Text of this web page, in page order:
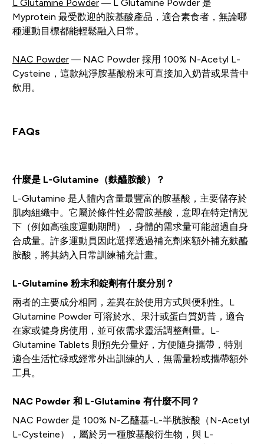
L Glutamine Powder— L Glutamine Powder 是
Myprotein 最受歡迎的胺基酸產品，適合素食者，無論哪
種運動目標都能輕鬆融入日常。
NAC Powder— NAC Powder 採用 100% N-Acetyl L-
Cysteine，這款純淨胺基酸粉末可直接加入奶昔或果昔中
飲用。
FAQs
什麼是 L-Glutamine（麩醯胺酸）？
L-Glutamine 是人體內含量最豐富的胺基酸，主要儲存於
肌肉組織中。它屬於條件性必需胺基酸，意即在特定情況
下（例如高強度運動期間），身體的需求量可能超過自身
合成量。許多運動員因此選擇透過補充劑來額外補充麩醯
胺酸，將其納入日常訓練補充計畫。
L-Glutamine 粉末和錠劑有什麼分別？
兩者的主要成分相同，差異在於使用方式與便利性。L
Glutamine Powder 可溶於水、果汁或蛋白質奶昔，適合
在家或健身房使用，並可依需求靈活調整劑量。L-
Glutamine Tablets 則預先分量好，方便隨身攜帶，特別
適合生活忙碌或經常外出訓練的人，無需量粉或攜帶額外
工具。
NAC Powder 和 L-Glutamine 有什麼不同？
NAC Powder 是 100% N-乙醯基-L-半胱胺酸（N-Acetyl
L-Cysteine），屬於另一種胺基酸衍生物，與 L-